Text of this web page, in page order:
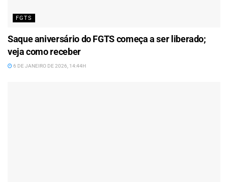
FGTS
Saque aniversário do FGTS começa a ser liberado;
veja como receber
6 DE JANEIRO DE 2026, 14:44H